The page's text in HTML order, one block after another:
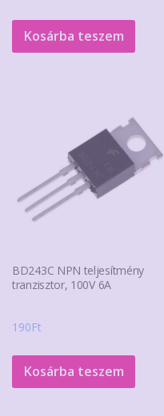
Kosárba teszem
BD243C NPN teljesítmény
tranzisztor, 100V 6A
190Ft
Kosárba teszem